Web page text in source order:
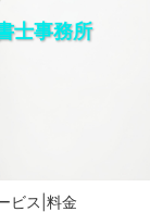
士事務所
ビス|料金